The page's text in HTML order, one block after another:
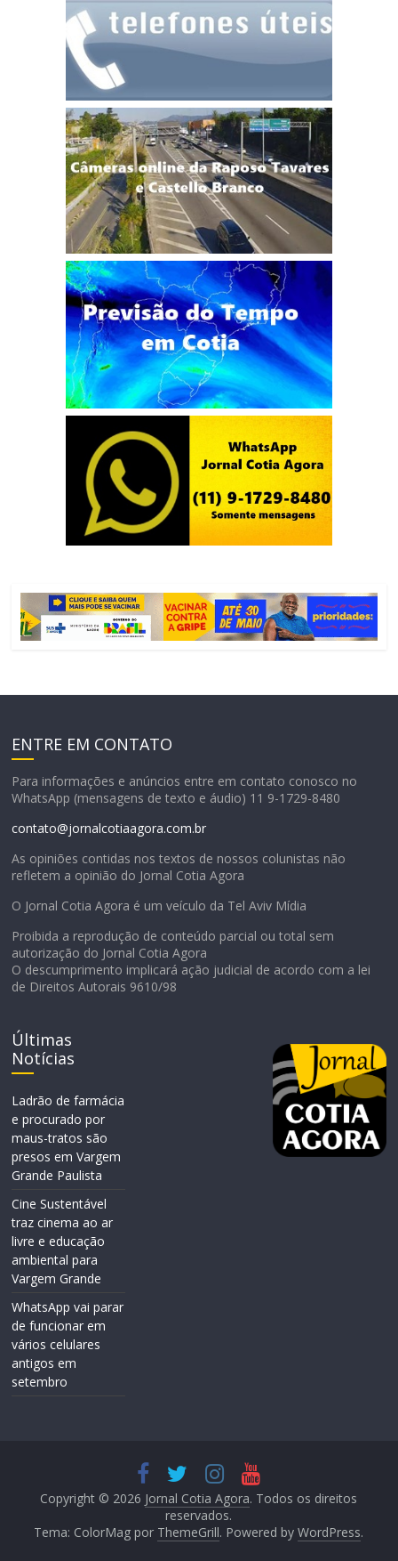
ENTRE EM CONTATO
Para informações e anúncios entre em contato conosco no
WhatsApp (mensagens de texto e áudio) 11 9-1729-8480
contato@jornalcotiaagora.com.br
As opiniões contidas nos textos de nossos colunistas não
refletem a opinião do Jornal Cotia Agora
O Jornal Cotia Agora é um veículo da Tel Aviv Mídia
Proibida a reprodução de conteúdo parcial ou total sem
autorização do Jornal Cotia Agora
O descumprimento implicará ação judicial de acordo com a lei
de Direitos Autorais 9610/98
Últimas
Notícias
Ladrão de farmácia
e procurado por
maus-tratos são
presos em Vargem
Grande Paulista
Cine Sustentável
traz cinema ao ar
livre e educação
ambiental para
Vargem Grande
WhatsApp vai parar
de funcionar em
vários celulares
antigos em
setembro
Copyright © 2026 Jornal Cotia Agora. Todos os direitos
reservados.
Tema: ColorMag por ThemeGrill. Powered byWordPress.